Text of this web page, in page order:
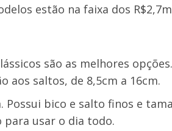
estão na faixa dos
são as melhores
aos saltos, de 8,5cm a 16cm.
bico e salto finos e
para usar o dia todo.